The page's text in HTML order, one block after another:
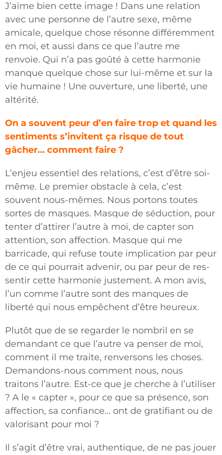
J’aime bien cette image ! Dans une relation
avec une personne de l’autre sexe, même
amicale, quelque chose résonne différemment
en moi, et aussi dans ce que l’autre me
renvoie. Qui n’a pas goûté à cette harmonie
manque quelque chose sur lui-même et sur la
vie humaine ! Une ouverture, une liberté, une
altérité.
On a souvent peur d’en faire trop et quand les
sen­timents s’invitent ça risque de tout
gâcher… com­ment faire ?
L’enjeu essentiel des relations, c’est d’être soi-
même. Le premier obstacle à cela, c’est
souvent nous-mêmes. Nous portons toutes
sortes de masques. Masque de séduction, pour
tenter d’attirer l’autre à moi, de capter son
attention, son affection. Masque qui me
barricade, qui refuse toute implication par peur
de ce qui pourrait advenir, ou par peur de res­
sentir cette harmonie justement. A mon avis,
l’un comme l’autre sont des manques de
liberté qui nous empêchent d’être heureux.
Plutôt que de se regarder le nombril en se
deman­dant ce que l’autre va penser de moi,
comment il me traite, renversons les choses.
Demandons-nous comment nous, nous
traitons l’autre. Est-ce que je cherche à l’utiliser
? A le « capter », pour ce que sa présence, son
affection, sa confiance… ont de gra­tifiant ou de
valorisant pour moi ?
Il s’agit d’être vrai, authentique, de ne pas jouer